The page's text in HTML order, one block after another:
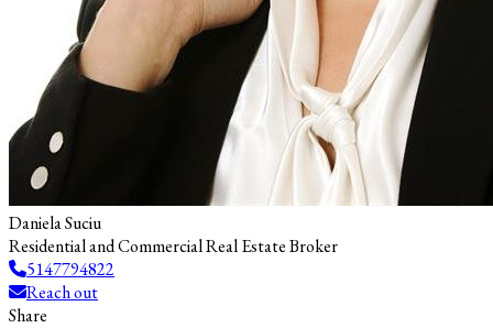
Daniela Suciu
Residential and Commercial Real Estate Broker
5147794822
Reach out
Share